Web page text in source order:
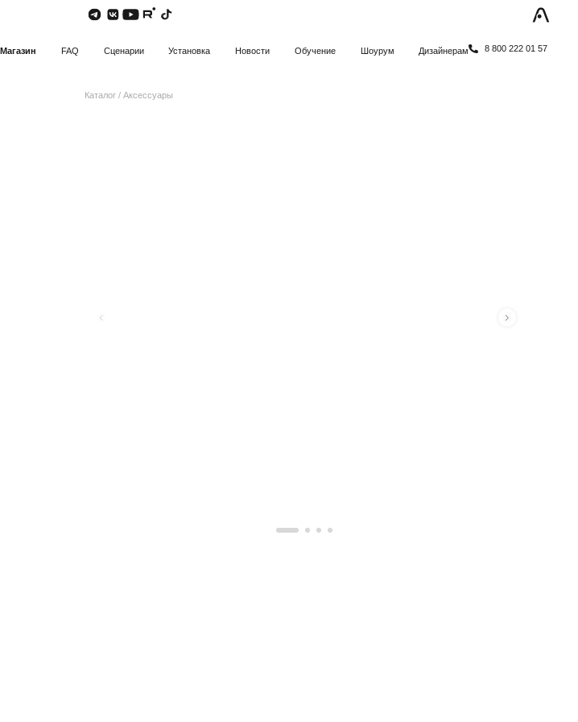
Магазин FAQ Сценарии Установка Новости Обучение Шоурум Дизайнерам 8 800 222 01 57
Каталог/Аксессуары